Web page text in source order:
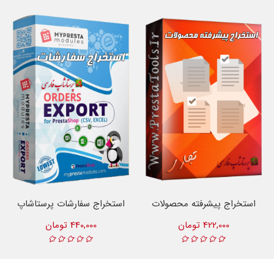
استخراج پیشرفته محصولات
422,000 تومان
استخراج سفارشات پرستاشاپ
440,000 تومان